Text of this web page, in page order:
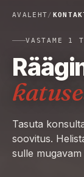
AVALEHT/
VASTAME 1
Tasuta
soovitus.
sulle mugavam